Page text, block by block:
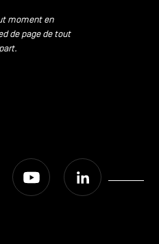
moment en
de page de tout
Instagram Youtube